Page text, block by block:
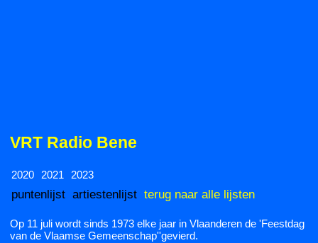
VRT Radio Bene
2020 2021 2023
puntenlijst artiestenlijst terug naar alle lijsten
Op 11 juli wordt sinds 1973 elke jaar in Vlaanderen de 'Feestdag
van de Vlaamse Gemeenschap''gevierd.